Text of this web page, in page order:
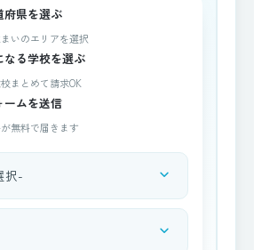
府県を選ぶ
いのエリアを選択
なる学校を選ぶ
まとめて請求OK
ームを送信
無料で届きます
択 expand_more
る方 expand_more